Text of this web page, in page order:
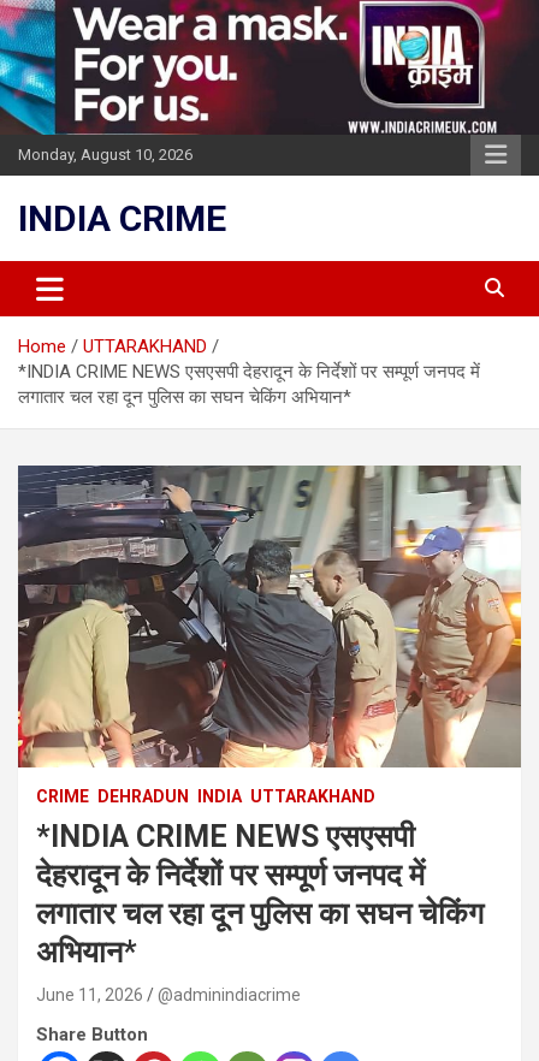
Skip
to
content
Monday, August 10, 2026
INDIA CRIME
Home
UTTARAKHAND
*INDIA CRIME NEWS एसएसपी देहरादून के निर्देशों पर सम्पूर्ण जनपद में
लगातार चल रहा दून पुलिस का सघन चेकिंग अभियान*
CRIME DEHRADUN INDIA UTTARAKHAND
*INDIA CRIME NEWS एसएसपी
देहरादून के निर्देशों पर सम्पूर्ण जनपद में
लगातार चल रहा दून पुलिस का सघन चेकिंग
अभियान*
June 11, 2026 @adminindiacrime
Share Button